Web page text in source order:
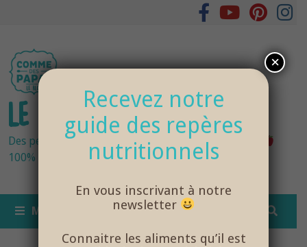
LE BLOG DES PAPAS
Des petits pots bébés fraîchement cuisinés
100% bio et de saison… et cela change tout !
MENU
Recevez notre
guide des repères
nutritionnels
En vous inscrivant à notre
newsletter
Connaitre les aliments qu’il est
×